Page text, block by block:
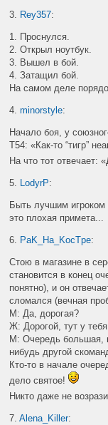
3. Rey357:
1. Проснулся.
2. Открыл ноутбук.
3. Вышел в бой.
4. Затащил бой.
На самом деле
4.minorstyle:
Начало боя, у
T54: «Как-то “тигр”
На что тот отвечает:
5. LodyrP:
Быть лучшим игроком
это плохая примета...
6. PaK_Ha_KocTpe:
Стою в магазине в
становится в конец
понятно), и он
сломался (вечная
М: Да, дорогая?
Ж: Дорогой, тут у
М: Очередь большая,
нибудь другой
Кто-то в начале
дело святое!
Никто даже не
7.Alena_Killer: